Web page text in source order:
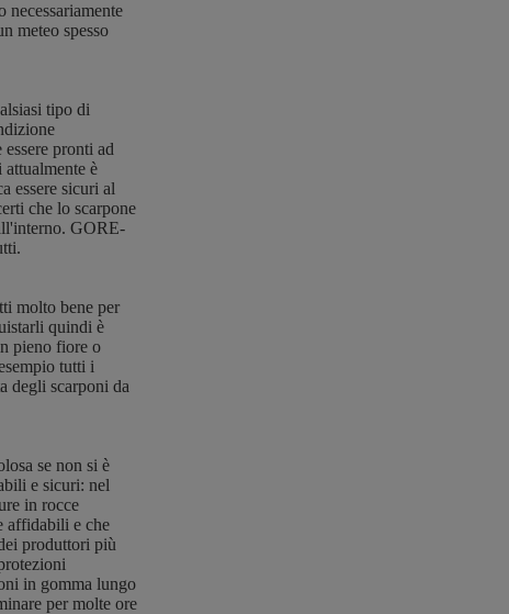
necessariamente
meteo spesso
tipo di
pronti ad
è
essere sicuri al
che lo scarpone
GORE-
molto bene per
quindi è
pieno fiore o
tutti i
degli scarponi da
se non si è
e sicuri: nel
in rocce
affidabili e che
produttori più
in gomma lungo
per molte ore